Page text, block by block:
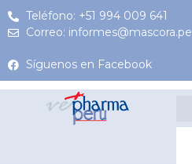
Teléfono: +51 994 009 641
Correo: informes@mascora.pe
Síguenos en Facebook